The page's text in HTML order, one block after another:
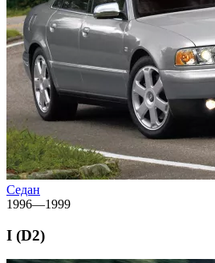
Седан
1996—1999
I (D2)